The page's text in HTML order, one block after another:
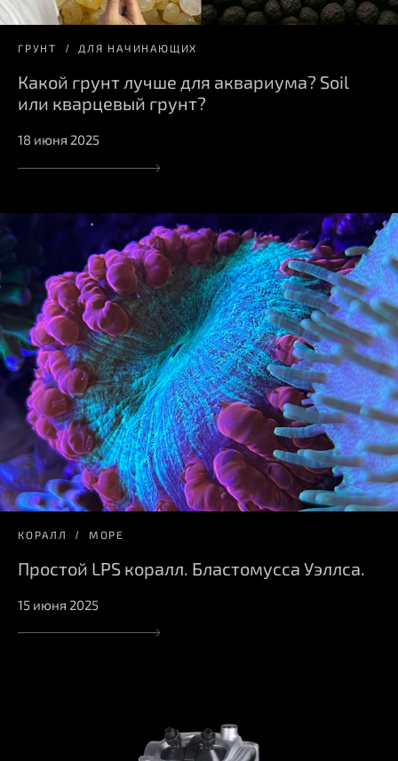
ГРУНТ ДЛЯ НАЧИНАЮЩИХ
Какой грунт лучше для аквариума? Soil
или кварцевый грунт?
18 июня 2025
КОРАЛЛ МОРЕ
Простой LPS коралл. Бластомусса Уэллса.
15 июня 2025